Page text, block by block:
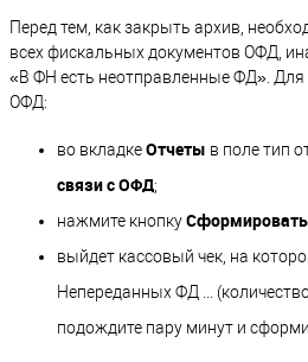
Перед тем, как закрыть архив,
всех фискальных документов ОФД,
«В ФН есть неотправленные ФД». Для
ОФД:
во вкладкеОтчеты в поле тип
связи с ОФД;
нажмите кнопкуСформировать
выйдет кассовый чек, на
Непереданных ФД ...
подождите пару минут и